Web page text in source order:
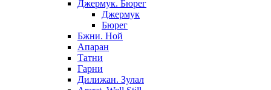
Джермук. Бюрег
Джермук
Бюрег
Бжни. Ной
Апаран
Татни
Гарни
Дилижан. Зулал